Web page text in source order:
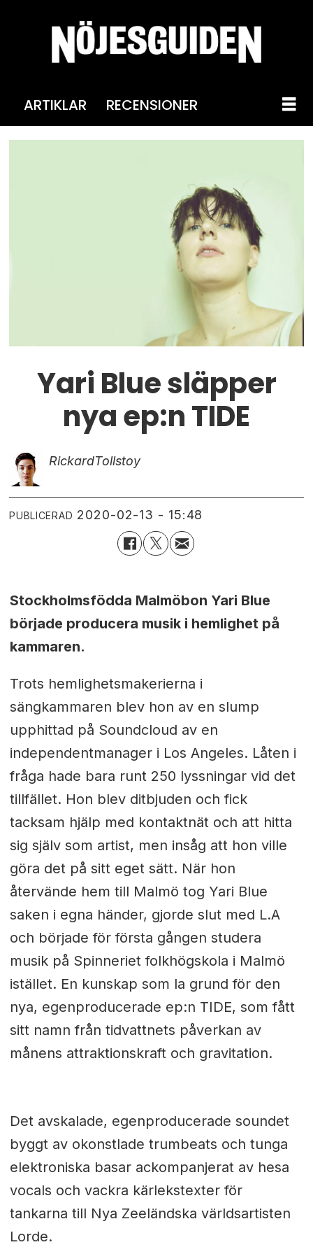
ARTIKLAR RECENSIONER
Yari Blue släpper
nya ep:n TIDE
RickardTollstoy
PUBLICERAD 2020-02-13 - 15:48
Stockholmsfödda Malmöbon Yari Blue
började producera musik i hemlighet på
kammaren.
Trots hemlighetsmakerierna i
sängkammaren blev hon av en slump
upphittad på Soundcloud av en
independentmanager i Los Angeles. Låten i
fråga hade bara runt 250 lyssningar vid det
tillfället. Hon blev ditbjuden och fick
tacksam hjälp med kontaktnät och att hitta
sig själv som artist, men insåg att hon ville
göra det på sitt eget sätt. När hon
återvände hem till Malmö tog Yari Blue
saken i egna händer, gjorde slut med L.A
och började för första gången studera
musik på Spinneriet folkhögskola i Malmö
istället. En kunskap som la grund för den
nya, egenproducerade ep:n TIDE, som fått
sitt namn från tidvattnets påverkan av
månens attraktionskraft och gravitation.
Det avskalade, egenproducerade soundet
byggt av okonstlade trumbeats och tunga
elektroniska basar ackompanjerat av hesa
vocals och vackra kärlekstexter för
tankarna till Nya Zeeländska världsartisten
Lorde.